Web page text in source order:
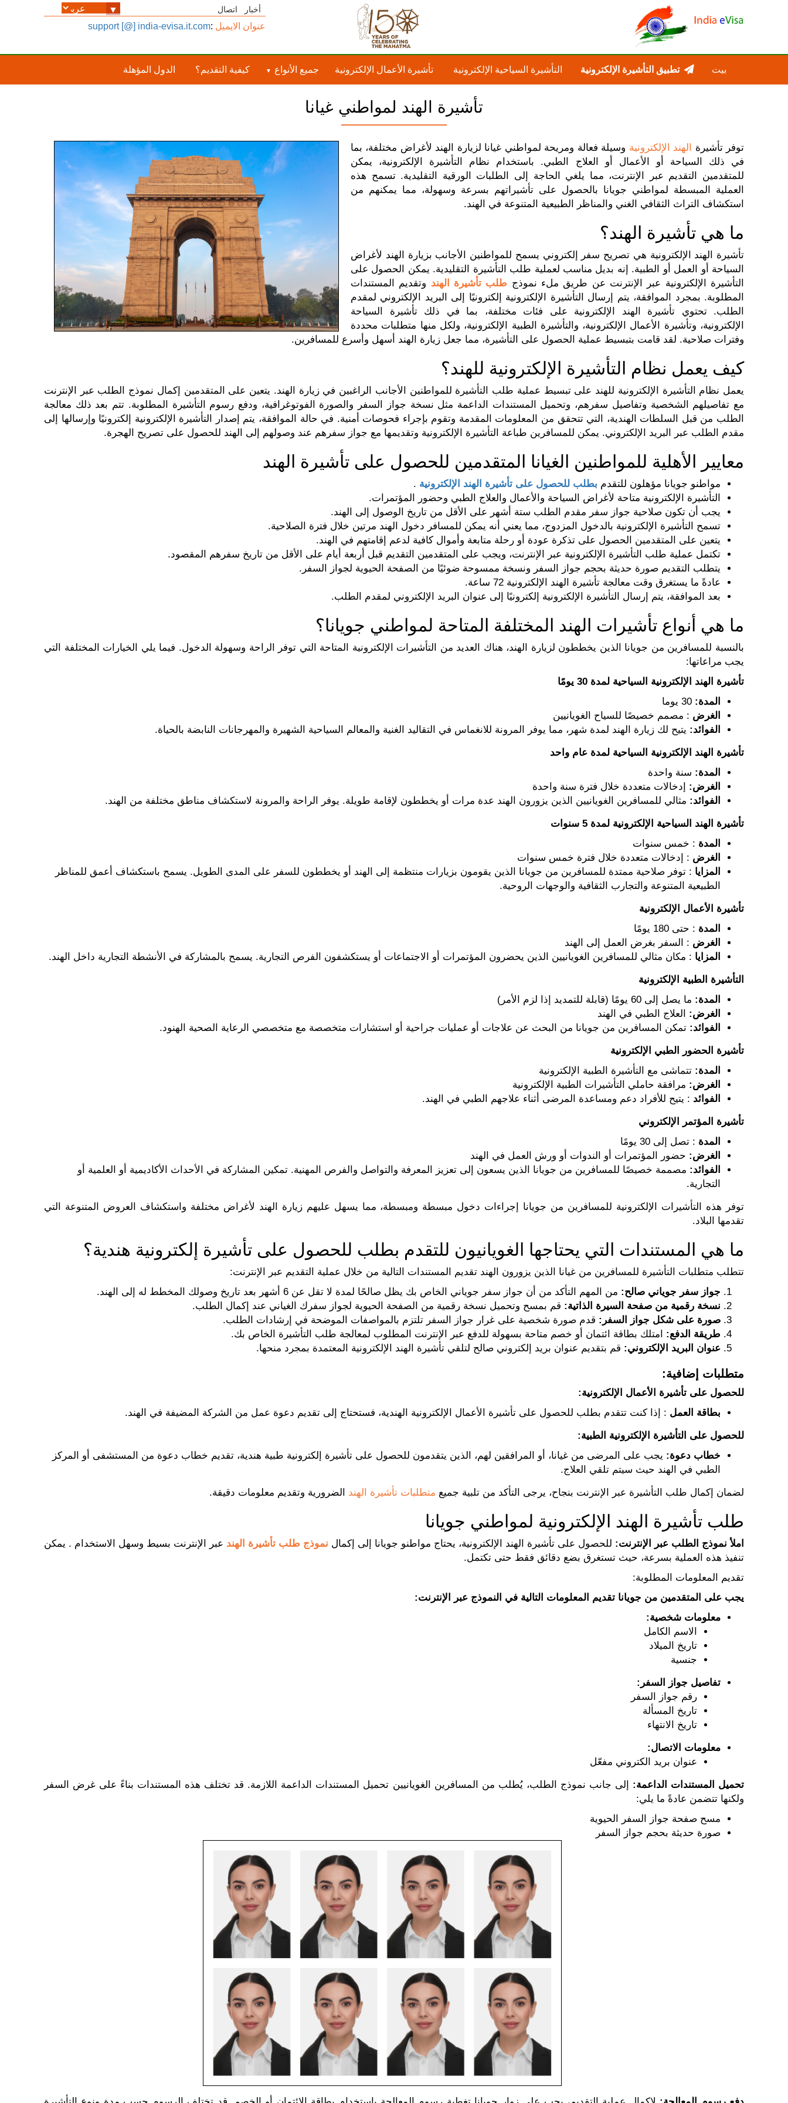
أخبار اتصال
عنوان الايميل :
support [@] india-evisa.it.com
بيت تطبيق التأشيرة الإلكترونية التأشيرة السياحية الإلكترونية تأشيرة الأعمال الإلكترونية جميع الأنواع كيفية التقديم؟ الدول المؤهلة
تأشيرة الهند لمواطني غيانا
توفر تأشيرة الهند الإلكترونية وسيلة فعالة ومريحة لمواطني غيانا لزيارة الهند لأغراض مختلفة، بما
في ذلك السياحة أو الأعمال أو العلاج الطبي. باستخدام نظام التأشيرة الإلكترونية، يمكن
للمتقدمين التقديم عبر الإنترنت، مما يلغي الحاجة إلى الطلبات الورقية التقليدية. تسمح هذه
العملية المبسطة لمواطني جويانا بالحصول على تأشيراتهم بسرعة وسهولة، مما يمكنهم من
استكشاف التراث الثقافي الغني والمناظر الطبيعية المتنوعة في الهند.
ما هي تأشيرة الهند؟
تأشيرة الهند الإلكترونية هي تصريح سفر إلكتروني يسمح للمواطنين الأجانب بزيارة الهند لأغراض
السياحة أو العمل أو الطبية. إنه بديل مناسب لعملية طلب التأشيرة التقليدية. يمكن الحصول على
التأشيرة الإلكترونية عبر الإنترنت عن طريق ملء نموذج طلب تأشيرة الهند وتقديم المستندات
المطلوبة. بمجرد الموافقة، يتم إرسال التأشيرة الإلكترونية إلكترونيًا إلى البريد الإلكتروني لمقدم
الطلب. تحتوي تأشيرة الهند الإلكترونية على فئات مختلفة، بما في ذلك تأشيرة السياحة
الإلكترونية، وتأشيرة الأعمال الإلكترونية، والتأشيرة الطبية الإلكترونية، ولكل منها متطلبات محددة
وفترات صلاحية. لقد قامت بتبسيط عملية الحصول على التأشيرة، مما جعل زيارة الهند أسهل وأسرع للمسافرين.
كيف يعمل نظام التأشيرة الإلكترونية للهند؟
يعمل نظام التأشيرة الإلكترونية للهند على تبسيط عملية طلب التأشيرة للمواطنين الأجانب الراغبين في زيارة الهند. يتعين على المتقدمين إكمال نموذج الطلب عبر الإنترنت
مع تفاصيلهم الشخصية وتفاصيل سفرهم، وتحميل المستندات الداعمة مثل نسخة جواز السفر والصورة الفوتوغرافية، ودفع رسوم التأشيرة المطلوبة. تتم بعد ذلك معالجة
الطلب من قبل السلطات الهندية، التي تتحقق من المعلومات المقدمة وتقوم بإجراء فحوصات أمنية. في حالة الموافقة، يتم إصدار التأشيرة الإلكترونية إلكترونيًا وإرسالها إلى
مقدم الطلب عبر البريد الإلكتروني. يمكن للمسافرين طباعة التأشيرة الإلكترونية وتقديمها مع جواز سفرهم عند وصولهم إلى الهند للحصول على تصريح الهجرة.
معايير الأهلية للمواطنين الغيانا المتقدمين للحصول على تأشيرة الهند
مواطنو جويانا مؤهلون للتقدم بطلب للحصول على تأشيرة الهند الإلكترونية .
التأشيرة الإلكترونية متاحة لأغراض السياحة والأعمال والعلاج الطبي وحضور المؤتمرات.
يجب أن تكون صلاحية جواز سفر مقدم الطلب ستة أشهر على الأقل من تاريخ الوصول إلى الهند.
تسمح التأشيرة الإلكترونية بالدخول المزدوج، مما يعني أنه يمكن للمسافر دخول الهند مرتين خلال فترة الصلاحية.
يتعين على المتقدمين الحصول على تذكرة عودة أو رحلة متابعة وأموال كافية لدعم إقامتهم في الهند.
تكتمل عملية طلب التأشيرة الإلكترونية عبر الإنترنت، ويجب على المتقدمين التقديم قبل أربعة أيام على الأقل من تاريخ سفرهم المقصود.
يتطلب التقديم صورة حديثة بحجم جواز السفر ونسخة ممسوحة ضوئيًا من الصفحة الحيوية لجواز السفر.
عادةً ما يستغرق وقت معالجة تأشيرة الهند الإلكترونية 72 ساعة.
بعد الموافقة، يتم إرسال التأشيرة الإلكترونية إلكترونيًا إلى عنوان البريد الإلكتروني لمقدم الطلب.
ما هي أنواع تأشيرات الهند المختلفة المتاحة لمواطني جويانا؟
بالنسبة للمسافرين من جويانا الذين يخططون لزيارة الهند، هناك العديد من التأشيرات الإلكترونية المتاحة التي توفر الراحة وسهولة الدخول. فيما يلي الخيارات المختلفة التي
يجب مراعاتها:
تأشيرة الهند الإلكترونية السياحية لمدة 30 يومًا
المدة:
الغرض : مصمم خصيصًا للسياح الغويانيين
الفوائد: يتيح لك زيارة الهند لمدة شهر، مما يوفر المرونة للانغماس في التقاليد الغنية والمعالم السياحية الشهيرة والمهرجانات النابضة بالحياة.
تأشيرة الهند الإلكترونية السياحية لمدة عام واحد
المدة: سنة واحدة
الغرض: إدخالات متعددة خلال فترة سنة واحدة
الفوائد: مثالي للمسافرين الغويانيين الذين يزورون الهند عدة مرات أو يخططون لإقامة طويلة. يوفر الراحة والمرونة لاستكشاف مناطق مختلفة من الهند.
تأشيرة الهند السياحية الإلكترونية لمدة 5 سنوات
المدة : خمس سنوات
الغرض : إدخالات متعددة خلال فترة خمس سنوات
المزايا : توفر صلاحية ممتدة للمسافرين من جويانا الذين يقومون بزيارات منتظمة إلى الهند أو يخططون للسفر على المدى الطويل. يسمح باستكشاف أعمق للمناظر
الطبيعية المتنوعة والتجارب الثقافية والوجهات الروحية.
تأشيرة الأعمال الإلكترونية
المدة : حتى 180 يومًا
الغرض : السفر بغرض العمل إلى الهند
المزايا : مكان مثالي للمسافرين الغويانيين الذين يحضرون المؤتمرات أو الاجتماعات أو يستكشفون الفرص التجارية. يسمح بالمشاركة في الأنشطة التجارية داخل الهند.
التأشيرة الطبية الإلكترونية
المدة: ما يصل إلى 60 يومًا (قابلة للتمديد إذا لزم الأمر)
الغرض: العلاج الطبي في الهند
الفوائد: تمكن المسافرين من جويانا من البحث عن علاجات أو عمليات جراحية أو استشارات متخصصة مع متخصصي الرعاية الصحية الهنود.
تأشيرة الحضور الطبي الإلكترونية
المدة: تتماشى مع التأشيرة الطبية الإلكترونية
الغرض: مرافقة حاملي التأشيرات الطبية الإلكترونية
الفوائد : يتيح للأفراد دعم ومساعدة المرضى أثناء علاجهم الطبي في الهند.
تأشيرة المؤتمر الإلكتروني
المدة : تصل إلى 30 يومًا
الغرض: حضور المؤتمرات أو الندوات أو ورش العمل في الهند
الفوائد: مصممة خصيصًا للمسافرين من جويانا الذين يسعون إلى تعزيز المعرفة والتواصل والفرص المهنية. تمكين المشاركة في الأحداث الأكاديمية أو العلمية أو
التجارية.
توفر هذه التأشيرات الإلكترونية للمسافرين من جويانا إجراءات دخول مبسطة ومبسطة، مما يسهل عليهم زيارة الهند لأغراض مختلفة واستكشاف العروض المتنوعة التي
تقدمها البلاد.
ما هي المستندات التي يحتاجها الغويانيون للتقدم بطلب للحصول على تأشيرة إلكترونية هندية؟
تتطلب متطلبات التأشيرة للمسافرين من غيانا الذين يزورون الهند تقديم المستندات التالية من خلال عملية التقديم عبر الإنترنت:
جواز سفر جوياني صالح: من المهم التأكد من أن جواز سفر جوياني الخاص بك يظل صالحًا لمدة لا تقل عن 6 أشهر بعد تاريخ وصولك المخطط له إلى الهند.
نسخة رقمية من صفحة السيرة الذاتية: قم بمسح وتحميل نسخة رقمية من الصفحة الحيوية لجواز سفرك الغياني عند إكمال الطلب.
صورة على شكل جواز السفر: قدم صورة شخصية على غرار جواز السفر تلتزم بالمواصفات الموضحة في إرشادات الطلب.
طريقة الدفع: امتلك بطاقة ائتمان أو خصم متاحة بسهولة للدفع عبر الإنترنت المطلوب لمعالجة طلب التأشيرة الخاص بك.
عنوان البريد الإلكتروني: قم بتقديم عنوان بريد إلكتروني صالح لتلقي تأشيرة الهند الإلكترونية المعتمدة بمجرد منحها.
متطلبات إضافية:
للحصول على تأشيرة الأعمال الإلكترونية:
بطاقة العمل : إذا كنت تتقدم بطلب للحصول على تأشيرة الأعمال الإلكترونية الهندية، فستحتاج إلى تقديم دعوة عمل من الشركة المضيفة في الهند.
للحصول على التأشيرة الإلكترونية الطبية:
خطاب دعوة: يجب على المرضى من غيانا، أو المرافقين لهم، الذين يتقدمون للحصول على تأشيرة إلكترونية طبية هندية، تقديم خطاب دعوة من المستشفى أو المركز
الطبي في الهند حيث سيتم تلقي العلاج.
لضمان إكمال طلب التأشيرة عبر الإنترنت بنجاح، يرجى التأكد من تلبية جميع متطلبات تأشيرة الهند الضرورية وتقديم معلومات دقيقة.
طلب تأشيرة الهند الإلكترونية لمواطني جويانا
املأ نموذج الطلب عبر الإنترنت: للحصول على تأشيرة الهند الإلكترونية، يحتاج مواطنو جويانا إلى إكمال نموذج طلب تأشيرة الهند عبر الإنترنت بسيط وسهل الاستخدام . يمكن
تنفيذ هذه العملية بسرعة، حيث تستغرق بضع دقائق فقط حتى تكتمل.
تقديم المعلومات المطلوبة:
يجب على المتقدمين من جويانا تقديم المعلومات التالية في النموذج عبر الإنترنت:
معلومات شخصية:
الاسم الكامل
تاريخ الميلاد
جنسية
تفاصيل جواز السفر:
رقم جواز السفر
تاريخ المسألة
تاريخ الانتهاء
معلومات الاتصال:
عنوان بريد الكتروني مفعّل
تحميل المستندات الداعمة: إلى جانب نموذج الطلب، يُطلب من المسافرين الغويانيين تحميل المستندات الداعمة اللازمة. قد تختلف هذه المستندات بناءً على غرض السفر
ولكنها تتضمن عادةً ما يلي:
مسح صفحة جواز السفر الحيوية
صورة حديثة بحجم جواز السفر